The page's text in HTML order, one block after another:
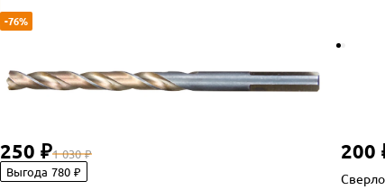
-76%
250 ₽1 030 ₽
Выгода 780 ₽
200